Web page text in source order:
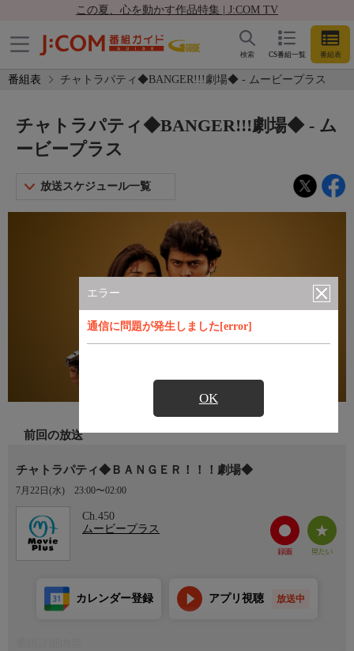
この夏、心を動かす作品特集 | J:COM TV
CS番組一覧 番組表
検索
番組表 チャトラパティ◆BANGER!!!劇場◆ - ムービープラス
エラー
通信に問題が発生しました[error]
OK
チャトラパティ◆BANGER!!!劇場◆ - ム
ービープラス
放送スケジュール一覧
前回の放送
チャトラパティ◆ＢＡＮＧＥＲ！！！劇場◆
7月22日(水) 23:00〜02:00
Ch.450
ムービープラス
カレンダー登録 アプリ視聴 放送中